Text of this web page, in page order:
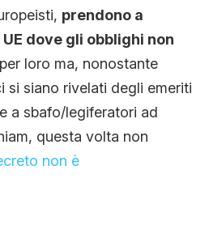
prendono a
dove gli obblighi non
loro ma, nonostante
si siano rivelati degli emeriti
a sbafo/legiferatori ad
questa volta non
non è